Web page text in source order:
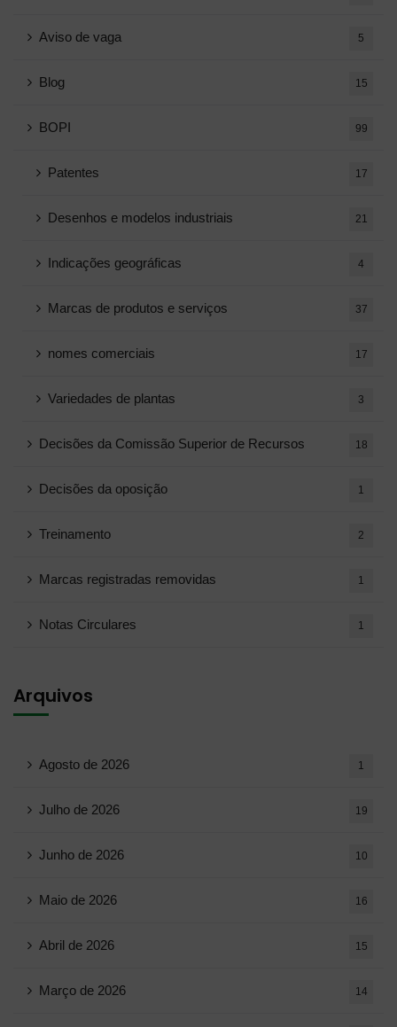
Aviso de vaga 5
Blog 15
BOPI 99
Patentes 17
Desenhos e modelos industriais 21
Indicações geográficas 4
Marcas de produtos e serviços 37
nomes comerciais 17
Variedades de plantas 3
Decisões da Comissão Superior de Recursos 18
Decisões da oposição 1
Treinamento 2
Marcas registradas removidas 1
Notas Circulares 1
Arquivos
Agosto de 2026 1
Julho de 2026 19
Junho de 2026 10
Maio de 2026 16
Abril de 2026 15
Março de 2026 14